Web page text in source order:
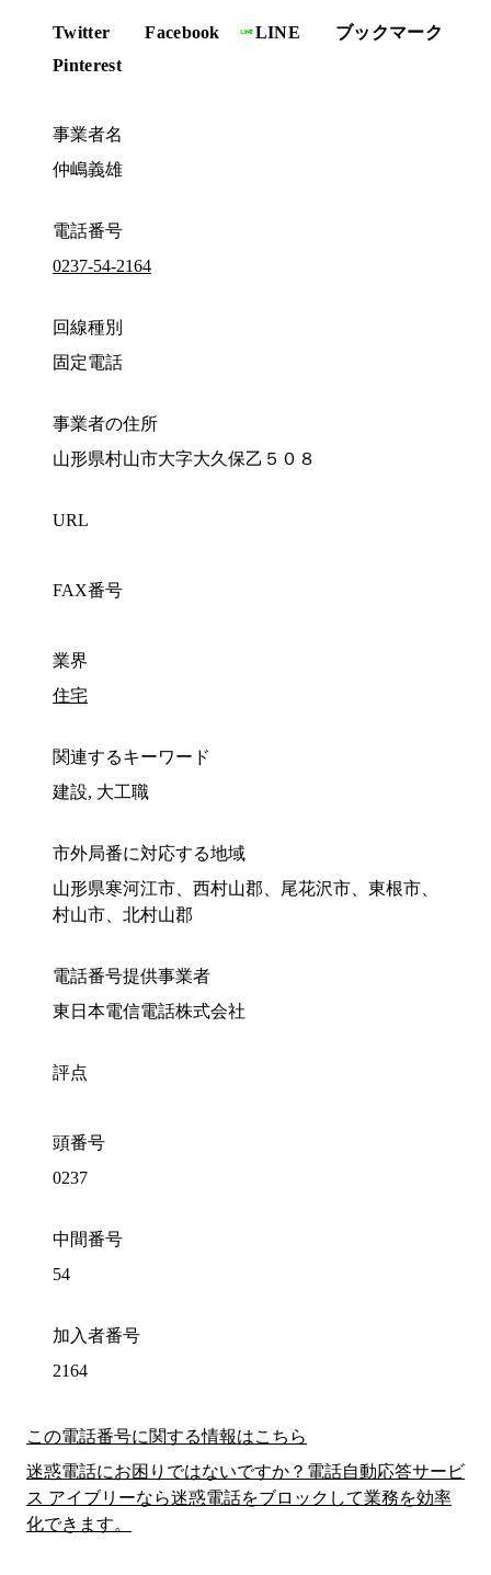
Twitter Facebook LINE
ブックマーク
Pinterest
事業者名
仲嶋義雄
電話番号
0237-54-2164
回線種別
固定電話
事業者の住所
山形県村山市大字大久保乙５０８
URL
FAX番号
業界
住宅
関連するキーワード
建設, 大工職
市外局番に対応する地域
山形県寒河江市、西村山郡、尾花沢市、東根市、
村山市、北村山郡
電話番号提供事業者
東日本電信電話株式会社
評点
頭番号
0237
中間番号
54
加入者番号
2164
この電話番号に関する情報はこちら
迷惑電話にお困りではないですか？電話自動応答サービ
ス アイブリーなら迷惑電話をブロックして業務を効率
化できます。